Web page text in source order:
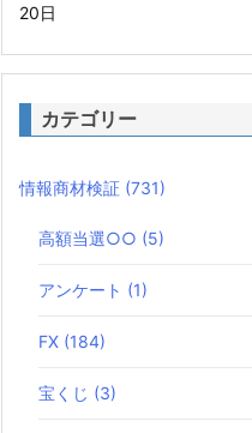
20日
カテゴリー
情報商材検証 (731)
高額当選○○ (5)
アンケート (1)
FX (184)
宝くじ (3)